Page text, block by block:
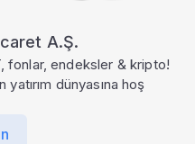
A.Ş.
fonlar, endeksler & kripto!
dünyasına hoş